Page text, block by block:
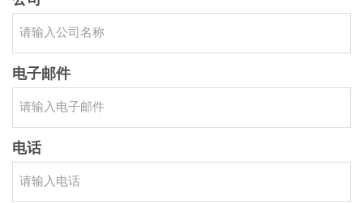
电子邮件
电话